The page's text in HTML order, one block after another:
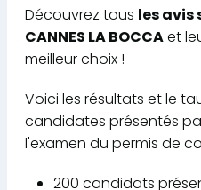
Découvrez tous les avis
CANNES LA BOCCAet
meilleur choix !
Voici les résultats et le
candidates présentés par
l'examen du permis de
200 candidats